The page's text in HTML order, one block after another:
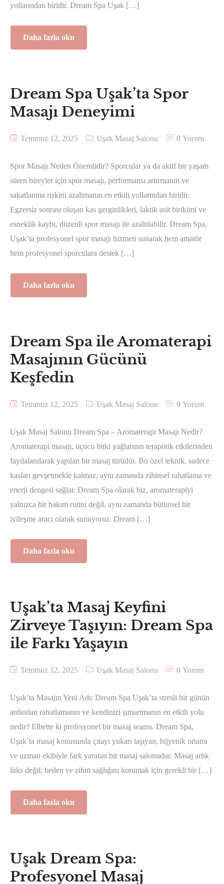
yollarından biridir. Dream Spa Uşak […]
Daha fazla oku
Dream Spa Uşak’ta Spor
Masajı Deneyimi
Temmuz 12, 2025 Uşak Masaj Salonu 0 Yorum
Spor Masajı Neden Önemlidir? Sporcular ya da aktif bir yaşam
süren bireyler için spor masajı, performansı artırmanın ve
sakatlanma riskini azaltmanın en etkili yollarından biridir.
Egzersiz sonrası oluşan kas gerginlikleri, laktik asit birikimi ve
esneklik kaybı, düzenli spor masajı ile azaltılabilir. Dream Spa,
Uşak’ta profesyonel spor masajı hizmeti sunarak hem amatör
hem profesyonel sporculara destek […]
Daha fazla oku
Dream Spa ile Aromaterapi
Masajının Gücünü
Keşfedin
Temmuz 12, 2025 Uşak Masaj Salonu 0 Yorum
Uşak Masaj Salonu Dream Spa – Aromaterapi Masajı Nedir?
Aromaterapi masajı, uçucu bitki yağlarının terapötik etkilerinden
faydalanılarak yapılan bir masaj türüdür. Bu özel teknik, sadece
kasları gevşetmekle kalmaz, aynı zamanda zihinsel rahatlama ve
enerji dengesi sağlar. Dream Spa olarak biz, aromaterapiyi
yalnızca bir bakım rutini değil, aynı zamanda bütünsel bir
iyileşme aracı olarak sunuyoruz. Dream […]
Daha fazla oku
Uşak’ta Masaj Keyfini
Zirveye Taşıyın: Dream Spa
ile Farkı Yaşayın
Temmuz 12, 2025 Uşak Masaj Salonu 0 Yorum
Uşak’ta Masajın Yeni Adı: Dream Spa Uşak’ta stresli bir günün
ardından rahatlamanın ve kendinizi şımartmanın en etkili yolu
nedir? Elbette ki profesyonel bir masaj seansı. Dream Spa,
Uşak’ta masaj konusunda çıtayı yukarı taşıyan, hijyenik ortamı
ve uzman ekibiyle fark yaratan bir masaj salonudur. Masaj artık
lüks değil; beden ve zihin sağlığını korumak için gerekli bir […]
Daha fazla oku
Uşak Dream Spa:
Profesyonel Masaj